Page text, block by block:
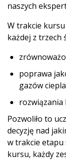
naszych
W trakcie
każdej z trzech
poprawa
gazów
Pozwoliło to
decyzję nad
w trakcie
kursu, każdy